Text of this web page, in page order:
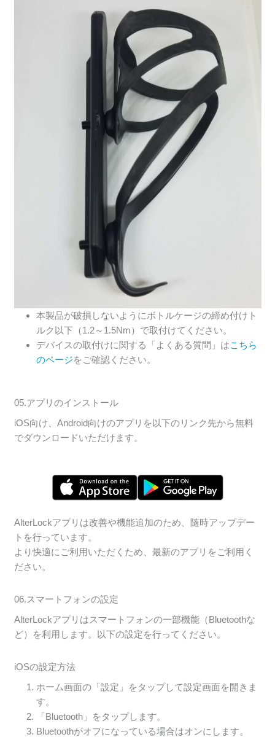
本製品が破損しないようにボトルケージの締め付けト
ルク以下（1.2～1.5Nm）で取付けてください。
デバイスの取付けに関する「よくある質問」はこちら
のページをご確認ください。
05.アプリのインストール
iOS向け、Android向けのアプリを以下のリンク先から無料
でダウンロードいただけます。
AlterLockアプリは改善や機能追加のため、随時アップデー
トを行っています。
より快適にご利用いただくため、最新のアプリをご利用く
ださい。
06.スマートフォンの設定
AlterLockアプリはスマートフォンの一部機能（Bluetoothな
ど）を利用します。以下の設定を行ってください。
iOSの設定方法
ホーム画面の「設定」をタップして設定画面を開きま
す。
「Bluetooth」をタップします。
Bluetoothがオフになっている場合はオンにします。